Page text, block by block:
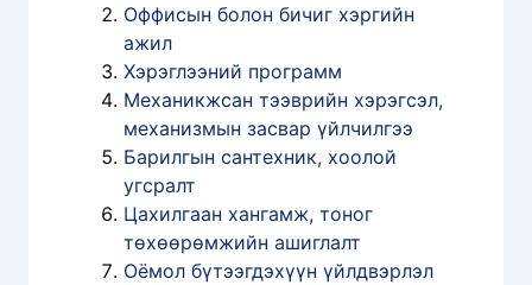
Оффисын болон бичиг хэргийн
ажил
Хэрэглээний программ
Механикжсан тээврийн хэрэгсэл,
механизмын засвар үйлчилгээ
Барилгын сантехник, хоолой
угсралт
Цахилгаан хангамж, тоног
төхөөрөмжийн ашиглалт
Оёмол бүтээгдэхүүн үйлдвэрлэл